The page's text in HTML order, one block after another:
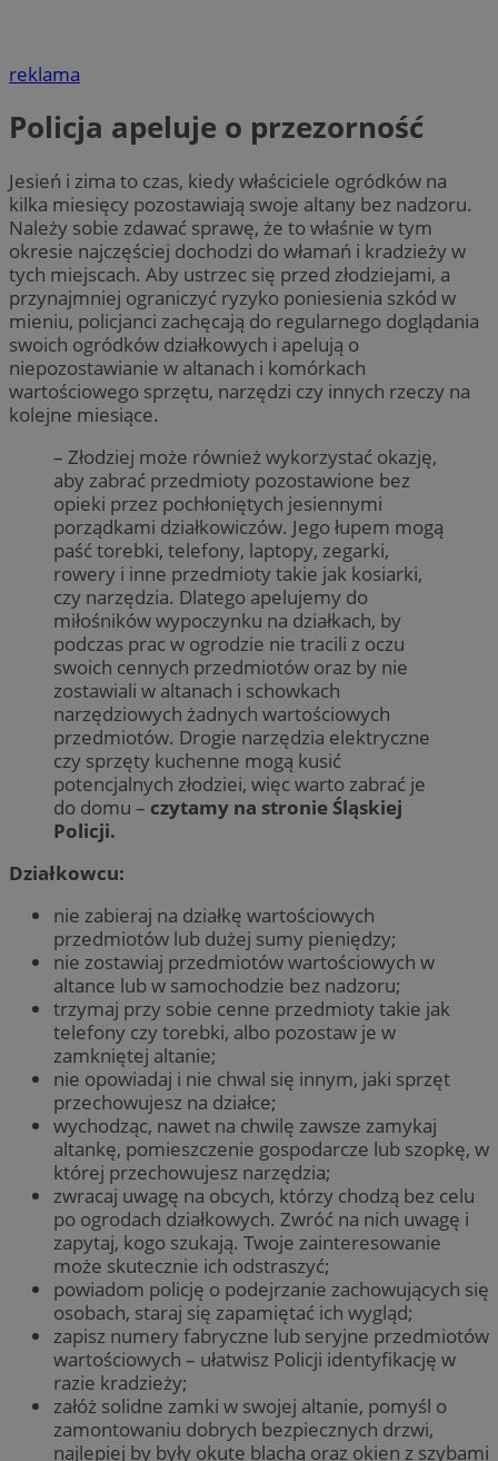
reklama
Policja apeluje o przezorność
Jesień i zima to czas, kiedy właściciele ogródków na
kilka miesięcy pozostawiają swoje altany bez nadzoru.
Należy sobie zdawać sprawę, że to właśnie w tym
okresie najczęściej dochodzi do włamań i kradzieży w
tych miejscach. Aby ustrzec się przed złodziejami, a
przynajmniej ograniczyć ryzyko poniesienia szkód w
mieniu, policjanci zachęcają do regularnego doglądania
swoich ogródków działkowych i apelują o
niepozostawianie w altanach i komórkach
wartościowego sprzętu, narzędzi czy innych rzeczy na
kolejne miesiące.
– Złodziej może również wykorzystać okazję,
aby zabrać przedmioty pozostawione bez
opieki przez pochłoniętych jesiennymi
porządkami działkowiczów. Jego łupem mogą
paść torebki, telefony, laptopy, zegarki,
rowery i inne przedmioty takie jak kosiarki,
czy narzędzia. Dlatego apelujemy do
miłośników wypoczynku na działkach, by
podczas prac w ogrodzie nie tracili z oczu
swoich cennych przedmiotów oraz by nie
zostawiali w altanach i schowkach
narzędziowych żadnych wartościowych
przedmiotów. Drogie narzędzia elektryczne
czy sprzęty kuchenne mogą kusić
potencjalnych złodziei, więc warto zabrać je
do domu – czytamy na stronie Śląskiej
Policji.
Działkowcu:
nie zabieraj na działkę wartościowych
przedmiotów lub dużej sumy pieniędzy;
nie zostawiaj przedmiotów wartościowych w
altance lub w samochodzie bez nadzoru;
trzymaj przy sobie cenne przedmioty takie jak
telefony czy torebki, albo pozostaw je w
zamkniętej altanie;
nie opowiadaj i nie chwal się innym, jaki sprzęt
przechowujesz na działce;
wychodząc, nawet na chwilę zawsze zamykaj
altankę, pomieszczenie gospodarcze lub szopkę, w
której przechowujesz narzędzia;
zwracaj uwagę na obcych, którzy chodzą bez celu
po ogrodach działkowych. Zwróć na nich uwagę i
zapytaj, kogo szukają. Twoje zainteresowanie
może skutecznie ich odstraszyć;
powiadom policję o podejrzanie zachowujących się
osobach, staraj się zapamiętać ich wygląd;
zapisz numery fabryczne lub seryjne przedmiotów
wartościowych – ułatwisz Policji identyfikację w
razie kradzieży;
załóż solidne zamki w swojej altanie, pomyśl o
zamontowaniu dobrych bezpiecznych drzwi,
najlepiej by były okute blachą oraz okien z szybami